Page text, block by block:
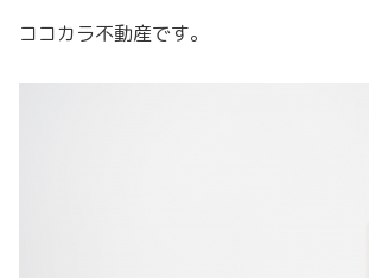
ココカラ不動産です。